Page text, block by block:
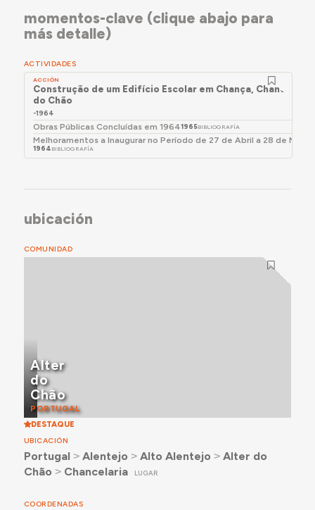
momentos-clave (clique abajo para
más detalle)
ACTIVIDADES
ACCIÓN
Construção de um Edifício Escolar em Chança,
do Chão
-1964
Obras Públicas Concluídas em 19641965BIBLIOGRAFÍA
Melhoramentos a Inaugurar no Período de 27 de Abril a 28 de Maio
1964 BIBLIOGRAFÍA
ubicación
COMUNIDAD
Alter
do
Chão
PORTUGAL
DESTAQUE
UBICACIÓN
Portugal ˃ Alentejo ˃ Alto Alentejo ˃ Alter do
Chão ˃ Chancelaria LUGAR
COORDENADAS